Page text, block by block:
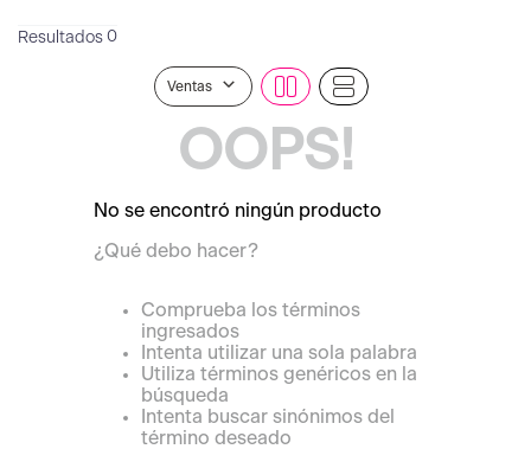
0
Ventas
OOPS!
No se encontró ningún producto
¿Qué debo hacer?
Comprueba los términos
ingresados
Intenta utilizar una sola palabra
Utiliza términos genéricos en la
búsqueda
Intenta buscar sinónimos del
término deseado